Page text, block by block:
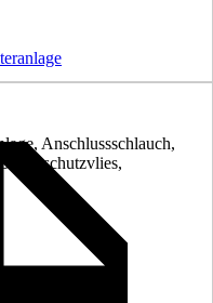
Anschlussschlauch,